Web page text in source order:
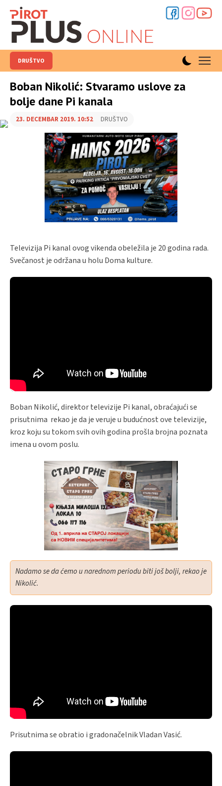
DRUŠTVO
Boban Nikolić: Stvaramo uslove za
bolje dane Pi kanala
23. DECEMBAR 2019. 10:52 DRUŠTVO
Televizija Pi kanal ovog vikenda obeležila je 20 godina rada.
Svečanost je održana u holu Doma kulture.
Boban Nikolić, direktor televizije Pi kanal, obraćajući se
prisutnima rekao je da je veruje u budućnost ove televizije,
kroz koju su tokom svih ovih godina prošla brojna poznata
imena u ovom poslu.
Nadamo se da ćemo u narednom periodu biti još bolji, rekao je
Nikolić.
Prisutnima se obratio i gradonačelnik Vladan Vasić.